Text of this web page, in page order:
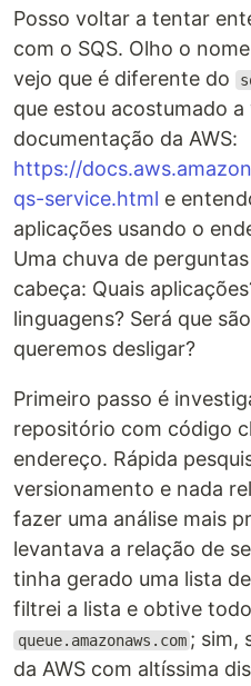
Posso voltar a tentar
com o SQS. Olho o nome
vejo que é diferente do
que estou acostumado a
documentação da AWS:
https://
qs-service.html e
aplicações usando o
Uma chuva de
cabeça: Quais
linguagens? Será que
queremos desligar?
Primeiro passo é
repositório com código
endereço. Rápida
versionamento e nada
fazer uma análise mais
levantava a relação de
tinha gerado uma lista
filtrei a lista e obtive
queue.amazonaws.com ; sim,
da AWS com altíssima